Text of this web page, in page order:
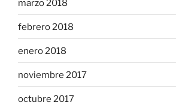
marzo 2018
febrero 2018
enero 2018
noviembre 2017
octubre 2017